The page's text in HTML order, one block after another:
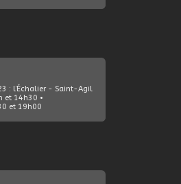
: l’Échalier - Saint-Agil
et 14h30 •
et 19h00